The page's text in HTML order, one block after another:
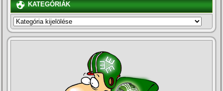
KATEGÓRIÁK
KATEGÓRIÁK